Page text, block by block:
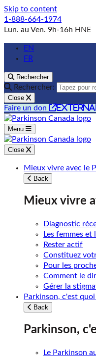
Skip to content
1-888-664-1974
Lun. au Ven. 9h-16h HNE
EN
FR
Rechercher
Rechercher:
Close
Faire un don
Menu
Close
Mieux vivre avec le
Back
Mieux vivre
Diagnostic
Les femmes et
Rester actif
Constituez
Pour les
Comment le
Gérer la
Parkinson, c'est quoi
Back
Parkinson,
Le Parkinson